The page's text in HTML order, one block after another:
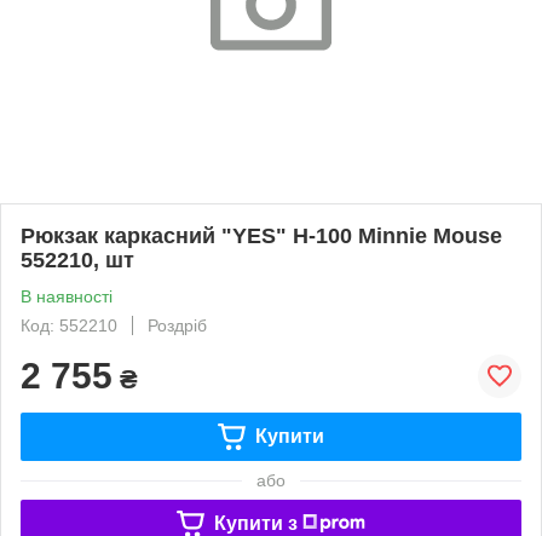
Рюкзак каркасний "YES" H-100 Minnie Mouse
552210, шт
В наявності
Код: 552210
Роздріб
2 755 ₴
Купити
або
Купити з